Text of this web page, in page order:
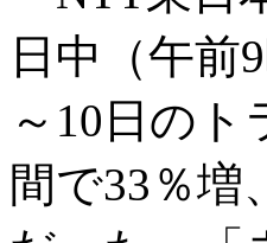
日中（午前
～10日の
間で33％増